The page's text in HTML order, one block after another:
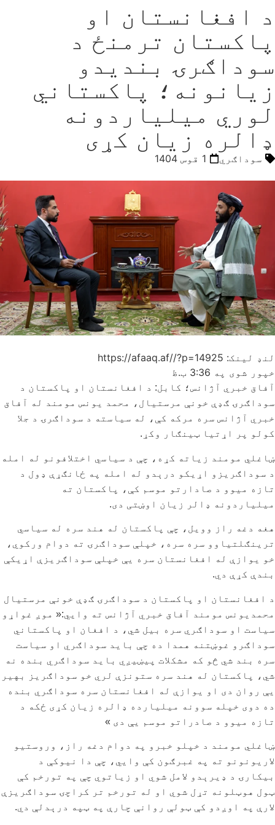
د افغانستان او
پاکستان ترمنځ د
سوداګرۍ بندیدو
زیانونه؛ پاکستاني
لوري میلیاردونه
ډالره زیان کړی
سوداګري 1 قوس 1404
لنډ لینک: https://afaaq.af//?p=14925
خپور شوی په 3:36 ب.ظ
آفاق خبري آژانس؛ کابل: د افغانستان او پاکستان د
سوداګرۍ ګډې خونې مرستیال، محمد یونس مومند له آفاق
خبري آژانس سره مرکه کې، له سیاسته د سوداګرۍ د جلا
کولو پر اړتیا ټینګار وکړ.
ښاغلي مومند زیاته کړه، چې د سیاسي اختلافونو له امله
د سوداګریزو اړیکو درېدو له امله په ځانګړې ډول د
تازه میوو د صادارتو موسم کې، پاکستان ته
میلیاردونه ډالر زیان اوښتی دی.
هغه دغه راز وویل، چې پاکستان له هند سره له سیاسي
ترینګلتیاوو سره سره، خپلې سوداګرۍ ته دوام ورکوي،
خو یوازې له افغانستان سره یې خپلې سوداګریزې اړیکې
بندې کړې دي.
د افغانستان او پاکستان د سوداګرۍ ګډې خونې مرستیال
محمدیونس مومند آفاق خبري آژانس ته وایي:« موږ غواړو
سیاست او سوداګري سره بیل شي، د افغان او پاکستاني
سوداګرو غوښتنه همدا ده چې باید سوداګري او سیاست
سره بند شي څو که مشکلات پیښیږي باید سوداګري بنده نه
شي، پاکستان له هند سره ستونزې لري خو سوداګریز بهیر
یې روان دی او یوازې له افغانستان سره سوداګري بنده
ده دوی خپله سوونه میلیارده ډالره زیان کړی ځکه د
تازه میوو د صادراتو موسم یې دی »
ښاغلي مومند د خپلو خبرو په دوام دغه راز، وروستیو
لاریونونو ته په غبرګون کې وايي، چې دا نیوکې د
بیکارۍ د ډیرېدو لامل شوي او زیاتوي چې په تورخم کې
ټول هوټلونه تړل شوي او له تورخم تر کراچۍ سوداګریزې
لارې په اوږدو کې ټولې روانې چارې په ټپه درېدلې دي.